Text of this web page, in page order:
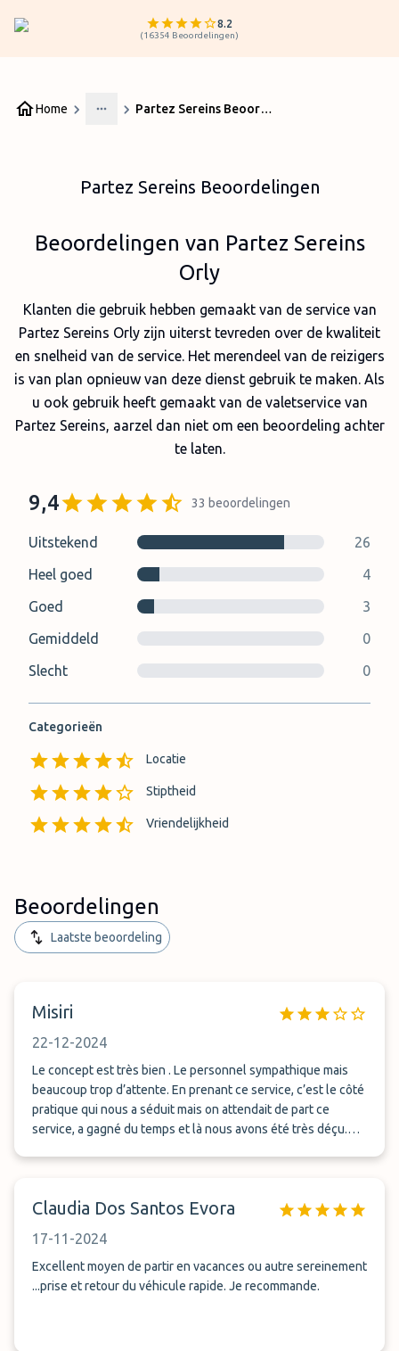
8.2
(16354 Beoordelingen)
Home
More
Partez Sereins Beoordelingen
Partez Sereins Beoordelingen
Beoordelingen van Partez Sereins
Orly
Klanten die gebruik hebben gemaakt van de service van
Partez Sereins Orly zijn uiterst tevreden over de kwaliteit
en snelheid van de service. Het merendeel van de reizigers
is van plan opnieuw van deze dienst gebruik te maken. Als
u ook gebruik heeft gemaakt van de valetservice van
Partez Sereins, aarzel dan niet om een beoordeling achter
te laten.
9,4 33 beoordelingen
Uitstekend
26
Heel goed
4
Goed
3
Gemiddeld
0
Slecht
0
Categorieën
Locatie
Stiptheid
Vriendelijkheid
Beoordelingen
Laatste beoordeling
Misiri
22-12-2024
Le concept est très bien . Le personnel sympathique mais
beaucoup trop d’attente. En prenant ce service, c’est le côté
pratique qui nous a séduit mais on attendait de part ce
service, a gagné du temps et là nous avons été très déçu.
Claudia Dos Santos Evora
17-11-2024
Excellent moyen de partir en vacances ou autre sereinement
...prise et retour du véhicule rapide. Je recommande.